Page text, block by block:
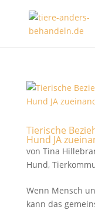
Tierische
Hund JA
von Tina
Hund,
Wenn Mensch
kann das